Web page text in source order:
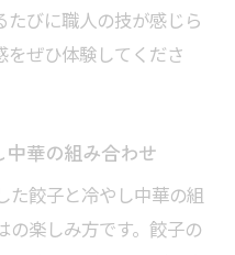
びに職人の技が感じら
をぜひ体験してくださ
華の組み合わせ
た餃子と冷やし中華の組
の楽しみ方です。餃子の